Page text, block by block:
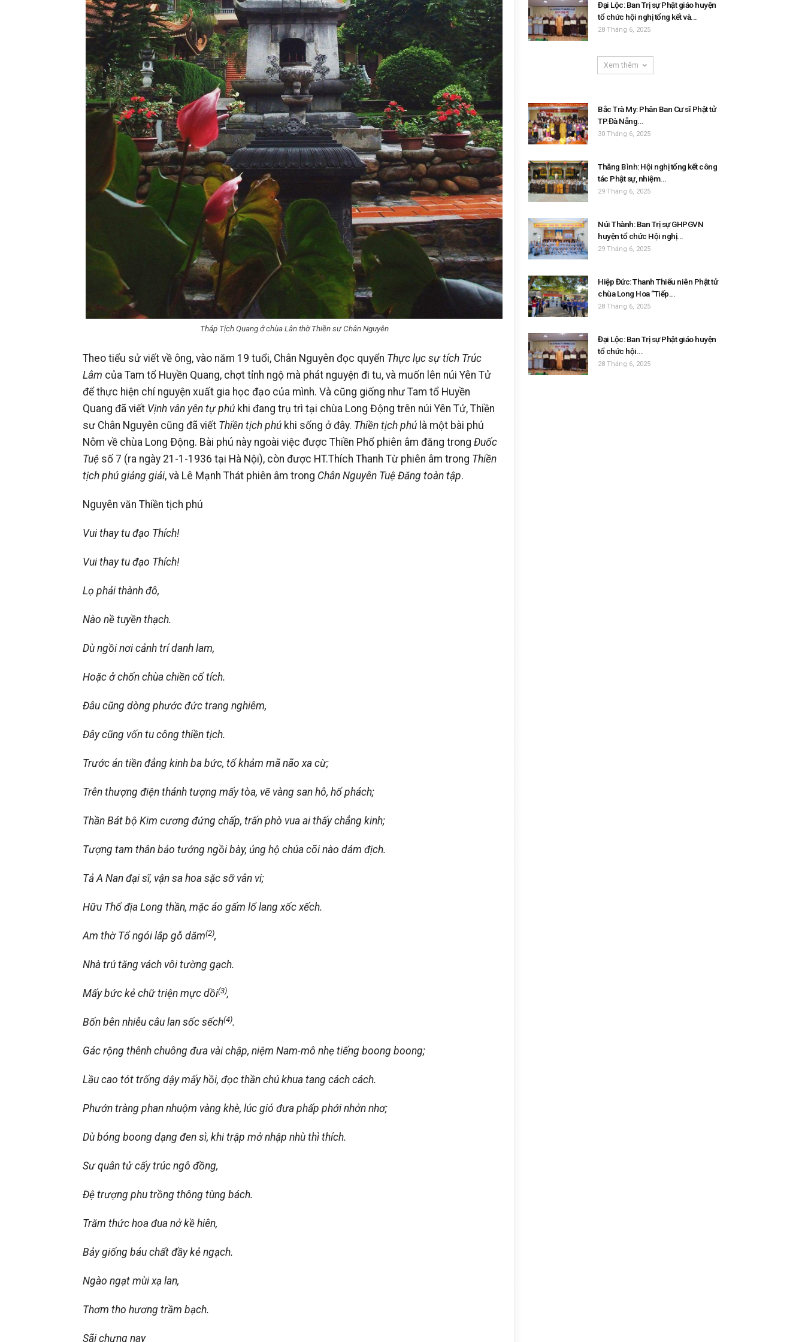
Tháp Tịch Quang ở chùa Lân thờ Thiền sư Chân Nguyên
Theo tiểu sử viết về ông, vào năm 19 tuổi, Chân Nguyên đọc quyển Thực lục sự tích Trúc
Lâm của Tam tổ Huyền Quang, chợt tỉnh ngộ mà phát nguyện đi tu, và muốn lên núi Yên Tử
để thực hiện chí nguyện xuất gia học đạo của mình. Và cũng giống như Tam tổ Huyền
Quang đã viết Vịnh vân yên tự phú khi đang trụ trì tại chùa Long Động trên núi Yên Tử, Thiền
sư Chân Nguyên cũng đã viết Thiền tịch phú khi sống ở đây. Thiền tịch phú là một bài phú
Nôm về chùa Long Ðộng. Bài phú này ngoài việc được Thiền Phổ phiên âm đăng trong Ðuốc
Tuệ số 7 (ra ngày 21-1-1936 tại Hà Nội), còn được HT.Thích Thanh Từ phiên âm trong Thiền
tịch phú giảng giải, và Lê Mạnh Thát phiên âm trong Chân Nguyên Tuệ Đăng toàn tập.
Nguyên văn Thiền tịch phú
Vui thay tu đạo Thích!
Vui thay tu đạo Thích!
Lọ phải thành đô,
Nào nề tuyền thạch.
Dù ngồi nơi cảnh trí danh lam,
Hoặc ở chốn chùa chiền cổ tích.
Đâu cũng dòng phước đức trang nghiêm,
Đây cũng vốn tu công thiền tịch.
Trước án tiền đẳng kinh ba bức, tố khảm mã não xa cừ;
Trên thượng điện thánh tượng mấy tòa, vẽ vàng san hô, hổ phách;
Thần Bát bộ Kim cương đứng chấp, trấn phò vua ai thấy chẳng kinh;
Tượng tam thân bảo tướng ngồi bày, ủng hộ chúa cõi nào dám địch.
Tả A Nan đại sĩ, vận sa hoa sặc sỡ vân vi;
Hữu Thổ địa Long thần, mặc áo gấm lổ lang xốc xếch.
Am thờ Tổ ngói lắp gỗ dăm(2),
Nhà trú tăng vách vôi tường gạch.
Mấy bức kẻ chữ triện mực dồi(3),
Bốn bên nhiễu câu lan sốc sếch(4).
Gác rộng thênh chuông đưa vài chập, niệm Nam-mô nhẹ tiếng boong boong;
Lầu cao tót trống dậy mấy hồi, đọc thần chú khua tang cách cách.
Phướn tràng phan nhuộm vàng khè, lúc gió đưa phấp phới nhởn nhơ;
Dù bóng boong dạng đen sì, khi trập mở nhập nhù thì thích.
Sư quân tử cấy trúc ngô đồng,
Đệ trượng phu trồng thông tùng bách.
Trăm thức hoa đua nở kề hiên,
Bảy giống báu chất đầy kẻ ngạch.
Ngào ngạt mùi xạ lan,
Thơm tho hương trầm bạch.
Sãi chưng nay
Đại Lộc: Ban Trị sự Phật giáo huyện
tổ chức hội nghị tổng kết và...
28 Tháng 6, 2025
Xem thêm
Bắc Trà My: Phân Ban Cư sĩ Phật tử
TP.Đà Nẵng...
30 Tháng 6, 2025
Thăng Bình: Hội nghị tổng kết công
tác Phật sự, nhiệm...
29 Tháng 6, 2025
Núi Thành: Ban Trị sự GHPGVN
huyện tổ chức Hội nghị...
29 Tháng 6, 2025
Hiệp Đức: Thanh Thiếu niên Phật tử
chùa Long Hoa “Tiếp...
28 Tháng 6, 2025
Đại Lộc: Ban Trị sự Phật giáo huyện
tổ chức hội...
28 Tháng 6, 2025